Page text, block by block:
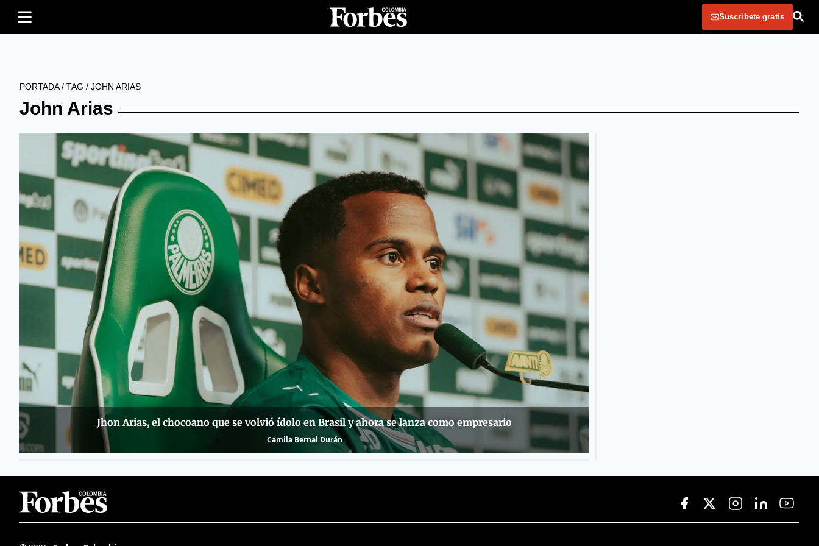
Suscribete gratis
PORTADA/ TAG / JOHN ARIAS
John Arias
Jhon Arias, el chocoano que se volvió ídolo en Brasil y ahora se lanza como empresario
Camila Bernal Durán